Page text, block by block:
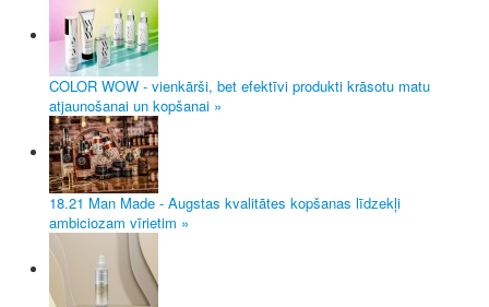
COLOR WOW - vienkārši, bet efektīvi produkti krāsotu matu
atjaunošanai un kopšanai »
18.21 Man Made - Augstas kvalitātes kopšanas līdzekļi
ambiciozam vīrietim »